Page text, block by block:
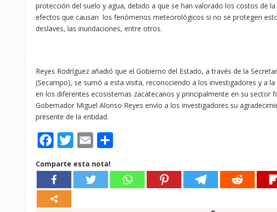
protección del suelo y agua, debido a que se han valorado los costos de
efectos que causan los fenómenos meteorológicos si no se protegen
deslaves, las inundaciones, entre otros.
Reyes Rodríguez añadió que el Gobierno del Estado, a través de la
(Secampo), se sumó a esta visita, reconociendo a los investigadores y a la
en los diferentes ecosistemas zacatecanos y principalmente en su sector
Gobernador Miguel Alonso Reyes envío a los investigadores su
presente de la entidad.
Facebook
Twitter
Email
Comparte esta nota!